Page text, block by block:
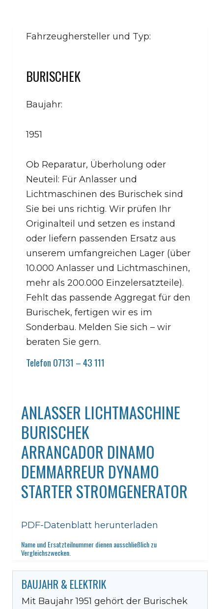
Fahrzeughersteller und Typ:
BURISCHEK
Baujahr:
1951
Ob Reparatur, Überholung oder
Neuteil: Für Anlasser und
Lichtmaschinen des Burischek sind
Sie bei uns richtig. Wir prüfen Ihr
Originalteil und setzen es instand
oder liefern passenden Ersatz aus
unserem umfangreichen Lager (über
10.000 Anlasser und Lichtmaschinen,
mehr als 200.000 Einzelersatzteile).
Fehlt das passende Aggregat für den
Burischek, fertigen wir es im
Sonderbau. Melden Sie sich – wir
beraten Sie gern.
Telefon 07131 – 43 111
ANLASSER LICHTMASCHINE
BURISCHEK
ARRANCADOR DINAMO
DEMMARREUR DYNAMO
STARTER STROMGENERATOR
PDF-Datenblatt herunterladen
Name und Ersatzteilnummer dienen ausschließlich zu
Vergleichszwecken.
BAUJAHR & ELEKTRIK
Mit Baujahr 1951 gehört der Burischek